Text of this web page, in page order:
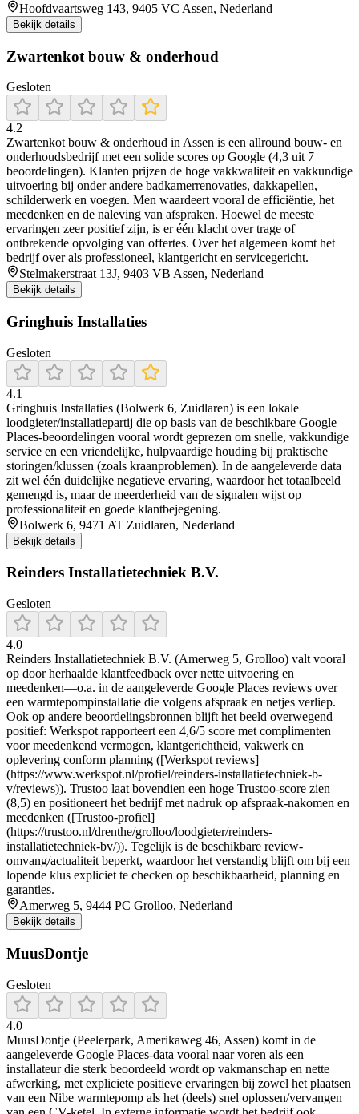
Hoofdvaartsweg 143, 9405 VC Assen, Nederland
Bekijk details
Zwartenkot bouw & onderhoud
Gesloten
4.2
Zwartenkot bouw & onderhoud in Assen is een allround bouw- en
onderhoudsbedrijf met een solide scores op Google (4,3 uit 7
beoordelingen). Klanten prijzen de hoge vakkwaliteit en vakkundige
uitvoering bij onder andere badkamerrenovaties, dakkapellen,
schilderwerk en voegen. Men waardeert vooral de efficiëntie, het
meedenken en de naleving van afspraken. Hoewel de meeste
ervaringen zeer positief zijn, is er één klacht over trage of
ontbrekende opvolging van offertes. Over het algemeen komt het
bedrijf over als professioneel, klantgericht en servicegericht.
Stelmakerstraat 13J, 9403 VB Assen, Nederland
Bekijk details
Gringhuis Installaties
Gesloten
4.1
Gringhuis Installaties (Bolwerk 6, Zuidlaren) is een lokale
loodgieter/installatiepartij die op basis van de beschikbare Google
Places-beoordelingen vooral wordt geprezen om snelle, vakkundige
service en een vriendelijke, hulpvaardige houding bij praktische
storingen/klussen (zoals kraanproblemen). In de aangeleverde data
zit wel één duidelijke negatieve ervaring, waardoor het totaalbeeld
gemengd is, maar de meerderheid van de signalen wijst op
professionaliteit en goede klantbejegening.
Bolwerk 6, 9471 AT Zuidlaren, Nederland
Bekijk details
Reinders Installatietechniek B.V.
Gesloten
4.0
Reinders Installatietechniek B.V. (Amerweg 5, Grolloo) valt vooral
op door herhaalde klantfeedback over nette uitvoering en
meedenken—o.a. in de aangeleverde Google Places reviews over
een warmtepompinstallatie die volgens afspraak en netjes verliep.
Ook op andere beoordelingsbronnen blijft het beeld overwegend
positief: Werkspot rapporteert een 4,6/5 score met complimenten
voor meedenkend vermogen, klantgerichtheid, vakwerk en
oplevering conform planning ([Werkspot reviews]
(https://www.werkspot.nl/profiel/reinders-installatietechniek-b-
v/reviews)). Trustoo laat bovendien een hoge Trustoo-score zien
(8,5) en positioneert het bedrijf met nadruk op afspraak-nakomen en
meedenken ([Trustoo-profiel]
(https://trustoo.nl/drenthe/grolloo/loodgieter/reinders-
installatietechniek-bv/)). Tegelijk is de beschikbare review-
omvang/actualiteit beperkt, waardoor het verstandig blijft om bij een
lopende klus expliciet te checken op beschikbaarheid, planning en
garanties.
Amerweg 5, 9444 PC Grolloo, Nederland
Bekijk details
MuusDontje
Gesloten
4.0
MuusDontje (Peelerpark, Amerikaweg 46, Assen) komt in de
aangeleverde Google Places-data vooral naar voren als een
installateur die sterk beoordeeld wordt op vakmanschap en nette
afwerking, met expliciete positieve ervaringen bij zowel het plaatsen
van een Nibe warmtepomp als het (deels) snel oplossen/vervangen